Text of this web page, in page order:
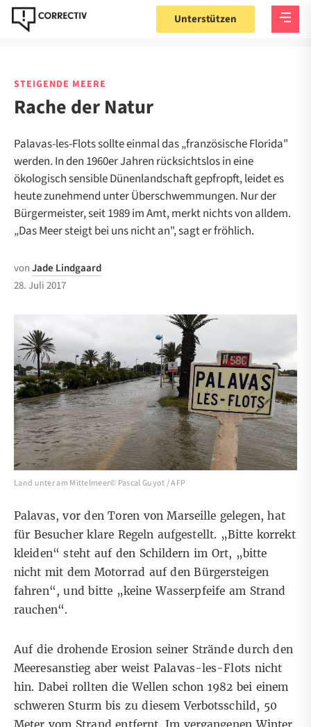
Unterstützen
STEIGENDE MEERE
Rache der Natur
Palavas-les-Flots sollte einmal das „französische Florida"
werden. In den 1960er Jahren rücksichtslos in eine
ökologisch sensible Dünenlandschaft gepfropft, leidet es
heute zunehmend unter Überschwemmungen. Nur der
Bürgermeister, seit 1989 im Amt, merkt nichts von alldem.
„Das Meer steigt bei uns nicht an", sagt er fröhlich.
vonJade Lindgaard
28. Juli 2017
Land unter am Mittelmeer© Pascal Guyot / AFP
Palavas, vor den Toren von Marseille gelegen, hat
für Besucher klare Regeln aufgestellt. „Bitte korrekt
kleiden“ steht auf den Schildern im Ort, „bitte
nicht mit dem Motorrad auf den Bürgersteigen
fahren“, und bitte „keine Wasserpfeife am Strand
rauchen“.
Auf die drohende Erosion seiner Strände durch den
Meeresanstieg aber weist Palavas-les-Flots nicht
hin. Dabei rollten die Wellen schon 1982 bei einem
schweren Sturm bis zu diesem Verbotsschild, 50